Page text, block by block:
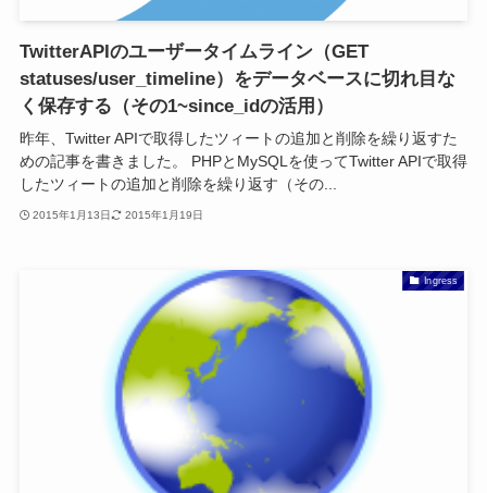
TwitterAPIのユーザータイムライン（GET
statuses/user_timeline）をデータベースに切れ目な
く保存する（その1~since_idの活用）
昨年、Twitter APIで取得したツィートの追加と削除を繰り返すた
めの記事を書きました。 PHPとMySQLを使ってTwitter APIで取得
したツィートの追加と削除を繰り返す（その...
2015年1月13日 2015年1月19日
Ingress